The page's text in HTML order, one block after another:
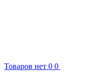
Товаров нет 0 0